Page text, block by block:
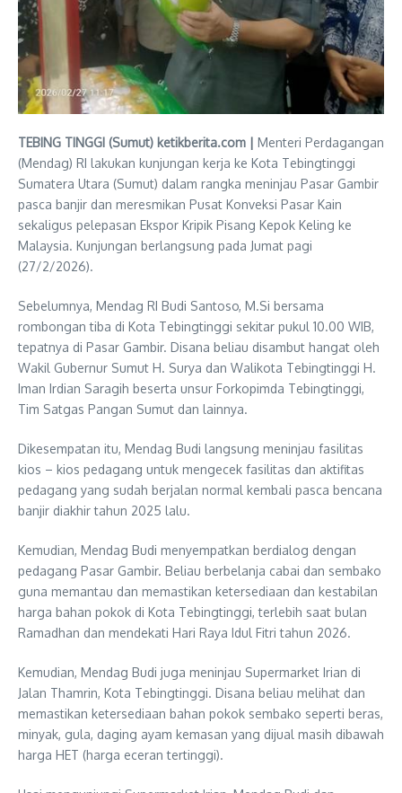
TEBING TINGGI (Sumut) ketikberita.com | Menteri Perdagangan
(Mendag) RI lakukan kunjungan kerja ke Kota Tebingtinggi
Sumatera Utara (Sumut) dalam rangka meninjau Pasar Gambir
pasca banjir dan meresmikan Pusat Konveksi Pasar Kain
sekaligus pelepasan Ekspor Kripik Pisang Kepok Keling ke
Malaysia. Kunjungan berlangsung pada Jumat pagi
(27/2/2026).
Sebelumnya, Mendag RI Budi Santoso, M.Si bersama
rombongan tiba di Kota Tebingtinggi sekitar pukul 10.00 WIB,
tepatnya di Pasar Gambir. Disana beliau disambut hangat oleh
Wakil Gubernur Sumut H. Surya dan Walikota Tebingtinggi H.
Iman Irdian Saragih beserta unsur Forkopimda Tebingtinggi,
Tim Satgas Pangan Sumut dan lainnya.
Dikesempatan itu, Mendag Budi langsung meninjau fasilitas
kios – kios pedagang untuk mengecek fasilitas dan aktifitas
pedagang yang sudah berjalan normal kembali pasca bencana
banjir diakhir tahun 2025 lalu.
Kemudian, Mendag Budi menyempatkan berdialog dengan
pedagang Pasar Gambir. Beliau berbelanja cabai dan sembako
guna memantau dan memastikan ketersediaan dan kestabilan
harga bahan pokok di Kota Tebingtinggi, terlebih saat bulan
Ramadhan dan mendekati Hari Raya Idul Fitri tahun 2026.
Kemudian, Mendag Budi juga meninjau Supermarket Irian di
Jalan Thamrin, Kota Tebingtinggi. Disana beliau melihat dan
memastikan ketersediaan bahan pokok sembako seperti beras,
minyak, gula, daging ayam kemasan yang dijual masih dibawah
harga HET (harga eceran tertinggi).